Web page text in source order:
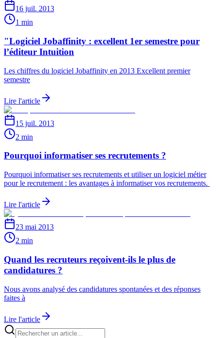
16 juil. 2013
1 min
"Logiciel Jobaffinity : excellent 1er semestre pour
l’éditeur Intuition
Les chiffres du logiciel Jobaffinity en 2013 Excellent premier
semestre
Lire l'article
15 juil. 2013
2 min
Pourquoi informatiser ses recrutements ?
Pourquoi informatiser ses recrutements et utiliser un logiciel métier
pour le recrutement : les avantages à informatiser vos recrutements.
Lire l'article
23 mai 2013
2 min
Quand les recruteurs reçoivent-ils le plus de
candidatures ?
Nous avons analysé des candidatures spontanées et des réponses
faites à
Lire l'article